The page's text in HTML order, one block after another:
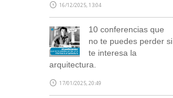
16/12/2025, 13:04
10 conferencias que
no te puedes perder si
te interesa la
arquitectura.
17/01/2025, 20:49